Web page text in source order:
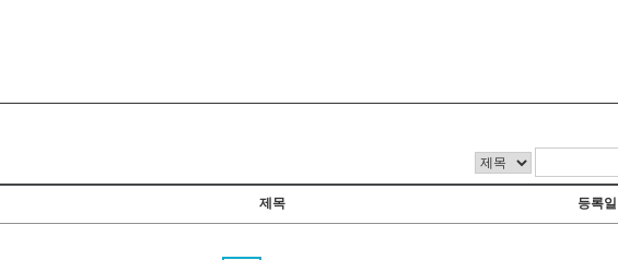
제목 등록일